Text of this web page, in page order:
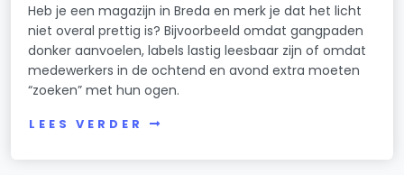
Heb je een magazijn in Breda en merk je dat het licht
niet overal prettig is? Bijvoorbeeld omdat gangpaden
donker aanvoelen, labels lastig leesbaar zijn of omdat
medewerkers in de ochtend en avond extra moeten
“zoeken” met hun ogen.
LEES VERDER